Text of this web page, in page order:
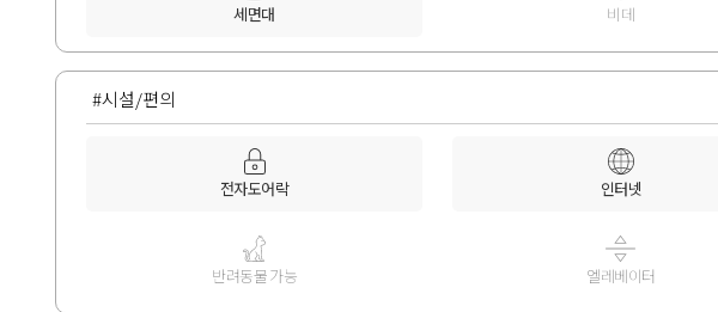
세면대 비데
#시설/편의
전자도어락 인터넷
반려동물 가능 엘레베이터